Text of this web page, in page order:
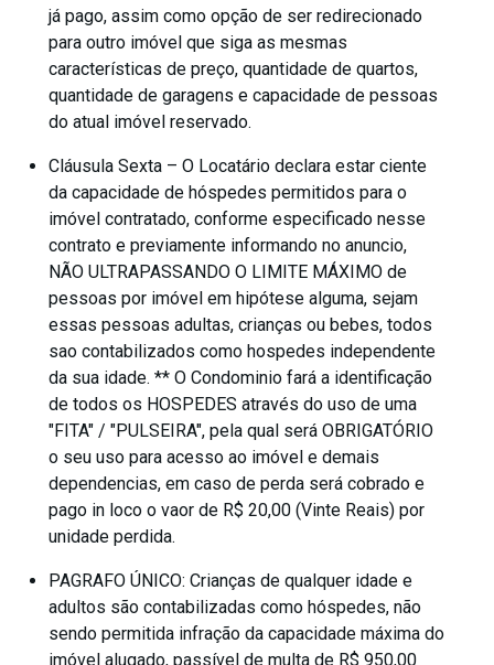
já pago, assim como opção de ser redirecionado
para outro imóvel que siga as mesmas
características de preço, quantidade de quartos,
quantidade de garagens e capacidade de pessoas
do atual imóvel reservado.
Cláusula Sexta – O Locatário declara estar ciente
da capacidade de hóspedes permitidos para o
imóvel contratado, conforme especificado nesse
contrato e previamente informando no anuncio,
NÃO ULTRAPASSANDO O LIMITE MÁXIMO de
pessoas por imóvel em hipótese alguma, sejam
essas pessoas adultas, crianças ou bebes, todos
sao contabilizados como hospedes independente
da sua idade. ** O Condominio fará a identificação
de todos os HOSPEDES através do uso de uma
"FITA" / "PULSEIRA", pela qual será OBRIGATÓRIO
o seu uso para acesso ao imóvel e demais
dependencias, em caso de perda será cobrado e
pago in loco o vaor de R$ 20,00 (Vinte Reais) por
unidade perdida.
PAGRAFO ÚNICO: Crianças de qualquer idade e
adultos são contabilizadas como hóspedes, não
sendo permitida infração da capacidade máxima do
imóvel alugado, passível de multa de R$ 950,00